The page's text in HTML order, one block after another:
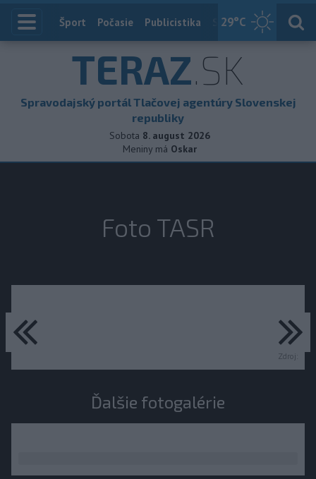
29°C
Index
Šport Počasie Publicistika Slovensko
TERAZ.SK
Spravodajský portál Tlačovej agentúry Slovenskej
republiky
Sobota 8. august 2026
Meniny má Oskar
Foto TASR
Zdroj:
predchádzajúce
Ďalšie fotogalérie